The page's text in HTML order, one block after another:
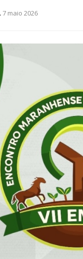
7 maio 2026